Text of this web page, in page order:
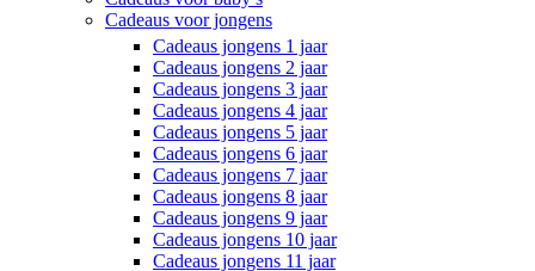
Cadeaus voor jongens
Cadeaus jongens 1 jaar
Cadeaus jongens 2 jaar
Cadeaus jongens 3 jaar
Cadeaus jongens 4 jaar
Cadeaus jongens 5 jaar
Cadeaus jongens 6 jaar
Cadeaus jongens 7 jaar
Cadeaus jongens 8 jaar
Cadeaus jongens 9 jaar
Cadeaus jongens 10 jaar
Cadeaus jongens 11 jaar